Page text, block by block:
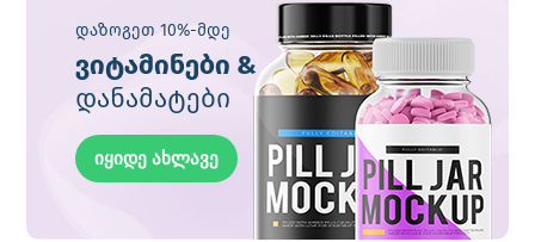
დაზოგეთ 10%-მდე
ვიტამინები &
დანამატები
იყიდე ახლავე